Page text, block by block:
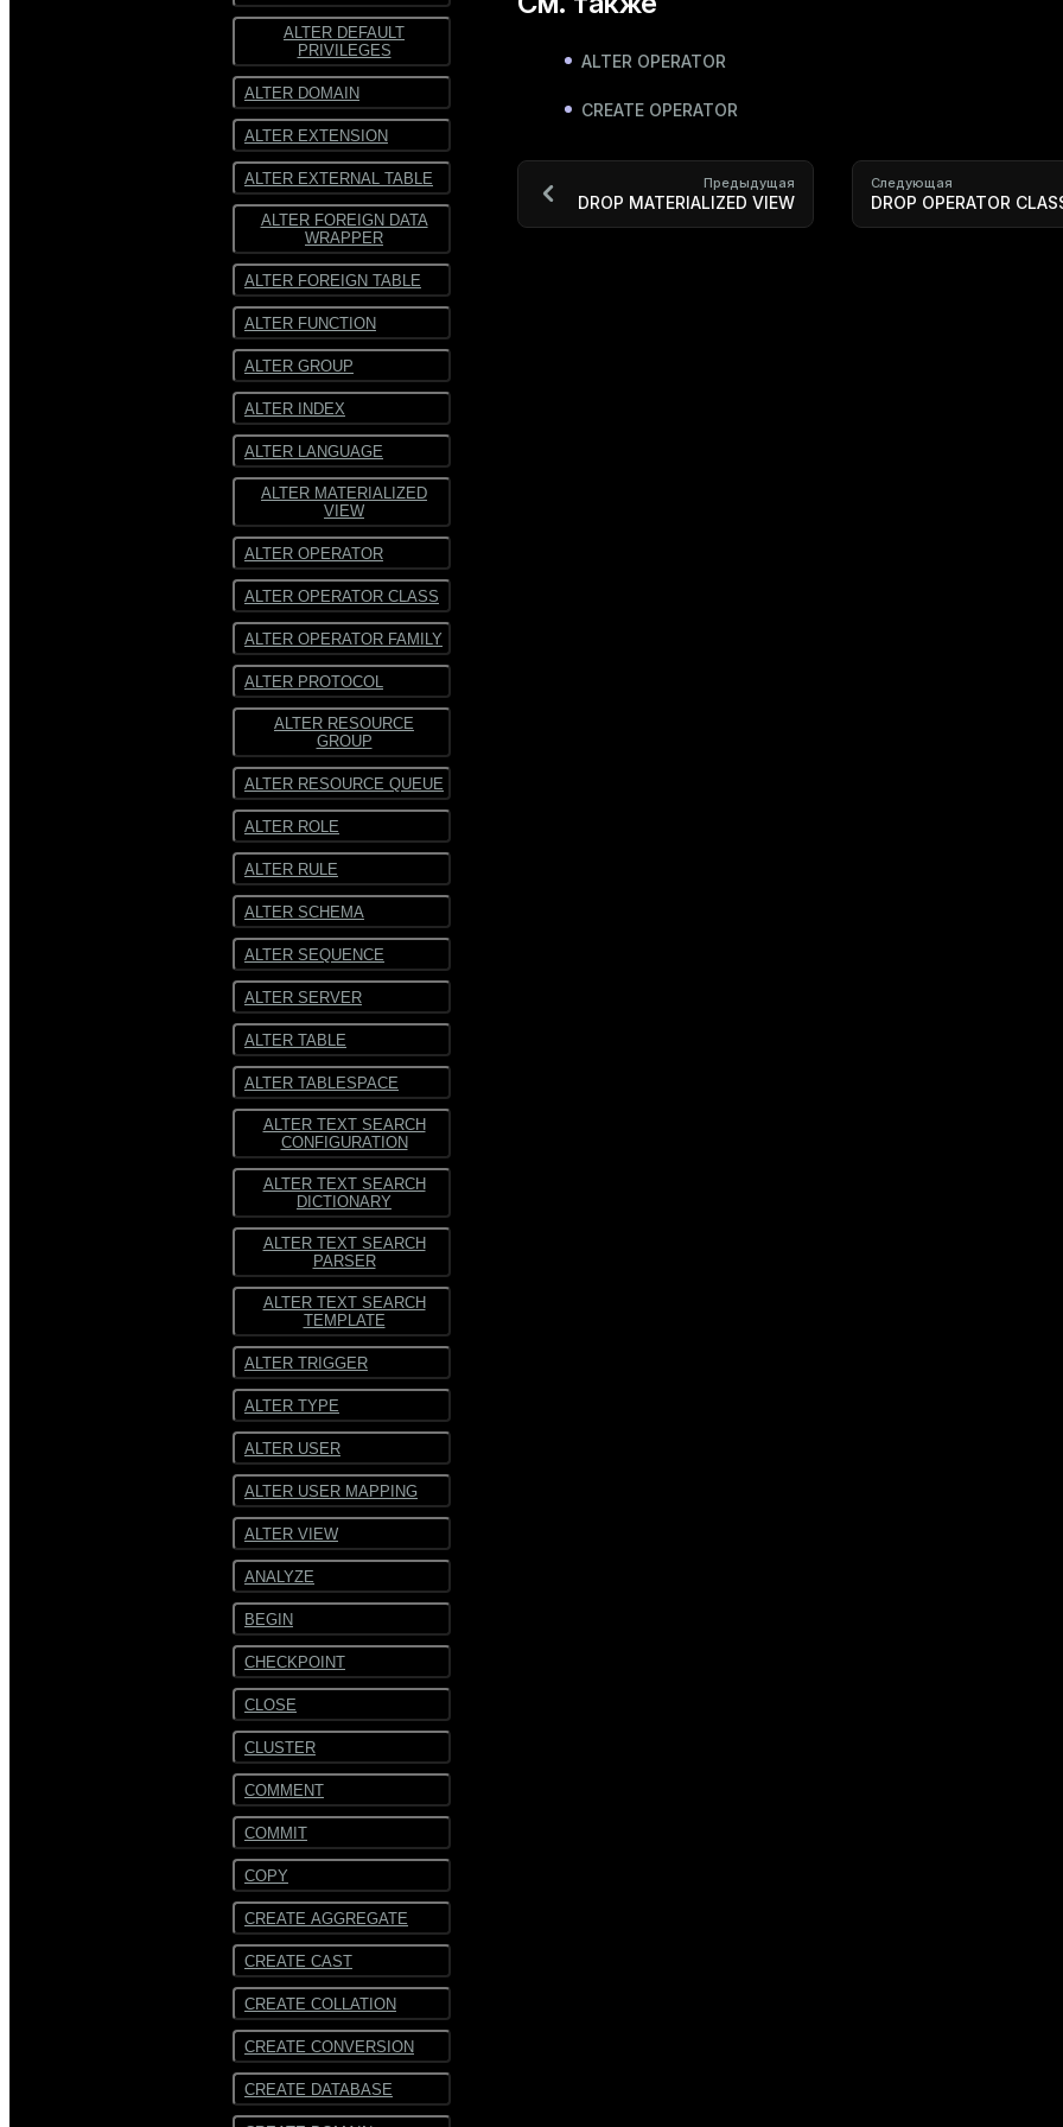
ORC
SequenceFile
Многострочный
Текст
фиксированной
ширины
ORC
SequenceFile
Многострочный
текст
Текст
фиксированной
ширины
ALTER DEFAULT
PRIVILEGES
ALTER DOMAIN
ALTER EXTENSION
ALTER EXTERNAL TABLE
ALTER FOREIGN DATA
WRAPPER
ALTER FOREIGN TABLE
ALTER FUNCTION
ALTER GROUP
ALTER INDEX
ALTER LANGUAGE
ALTER MATERIALIZED
VIEW
ALTER OPERATOR
ALTER OPERATOR CLASS
ALTER OPERATOR FAMILY
ALTER PROTOCOL
ALTER RESOURCE
GROUP
ALTER RESOURCE QUEUE
ALTER ROLE
ALTER RULE
ALTER SCHEMA
ALTER SEQUENCE
ALTER SERVER
ALTER TABLE
ALTER TABLESPACE
ALTER TEXT SEARCH
CONFIGURATION
ALTER TEXT SEARCH
DICTIONARY
ALTER TEXT SEARCH
PARSER
ALTER TEXT SEARCH
TEMPLATE
ALTER TRIGGER
ALTER TYPE
ALTER USER
ALTER USER MAPPING
ALTER VIEW
ANALYZE
BEGIN
CHECKPOINT
CLOSE
CLUSTER
COMMENT
COMMIT
COPY
CREATE AGGREGATE
CREATE CAST
CREATE COLLATION
CREATE CONVERSION
CREATE DATABASE
ALTER OPERATOR
CREATE OPERATOR
Предыдущая
DROP MATERIALIZED VIEW
Следующая
DROP OPERATOR